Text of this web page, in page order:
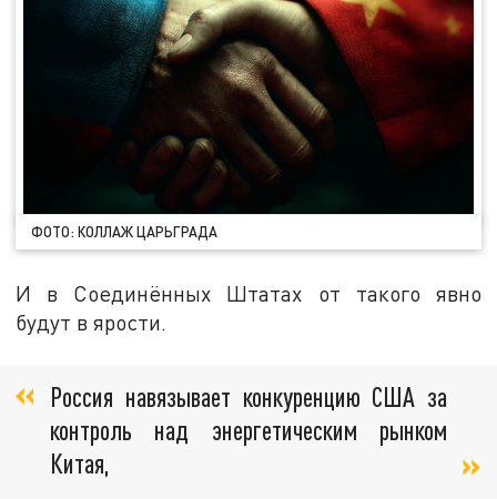
ФОТО: КОЛЛАЖ ЦАРЬГРАДА
И в Соединённых Штатах от такого явно
будут в ярости.
Россия навязывает конкуренцию США за
контроль над энергетическим рынком
Китая,